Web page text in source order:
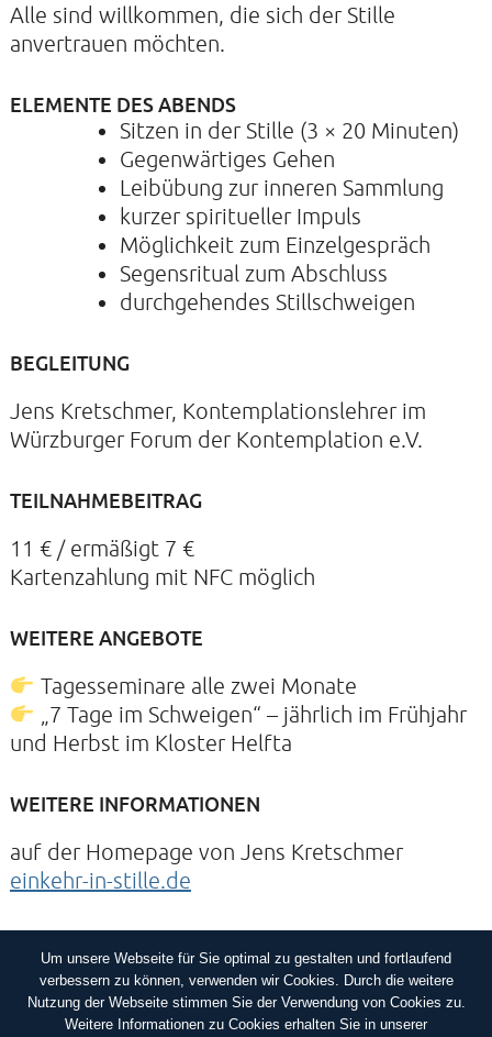
Alle sind willkommen, die sich der Stille
anvertrauen möchten.
ELEMENTE DES ABENDS
Sitzen in der Stille (3 × 20 Minuten)
Gegenwärtiges Gehen
Leibübung zur inneren Sammlung
kurzer spiritueller Impuls
Möglichkeit zum Einzelgespräch
Segensritual zum Abschluss
durchgehendes Stillschweigen
BEGLEITUNG
Jens Kretschmer, Kontemplationslehrer im
Würzburger Forum der Kontemplation e.V.
TEILNAHMEBEITRAG
11 € / ermäßigt 7 €
Kartenzahlung mit NFC möglich
WEITERE ANGEBOTE
Tagesseminare alle zwei Monate
„7 Tage im Schweigen“ – jährlich im Frühjahr
und Herbst im Kloster Helfta
WEITERE INFORMATIONEN
auf der Homepage von Jens Kretschmer
einkehr-in-stille.de
IMPRESSUM DATENSCHUTZERKLÄRUNG
Um unsere Webseite für Sie optimal zu gestalten und fortlaufend
verbessern zu können, verwenden wir Cookies. Durch die weitere
Nutzung der Webseite stimmen Sie der Verwendung von Cookies zu.
Weitere Informationen zu Cookies erhalten Sie in unserer